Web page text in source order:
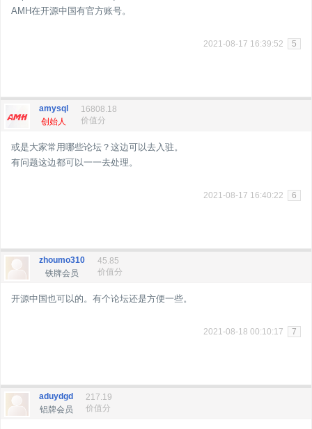
AMH在开源中国有官方账号。
2021-08-17 16:39:52 5
amysql
创始人
16808.18
价值分
或是大家常用哪些论坛？这边可以去入驻。
有问题这边都可以一一去处理。
2021-08-17 16:40:22 6
zhoumo310
铁牌会员
45.85
价值分
开源中国也可以的。有个论坛还是方便一些。
2021-08-18 00:10:17 7
aduydgd
铝牌会员
217.19
价值分